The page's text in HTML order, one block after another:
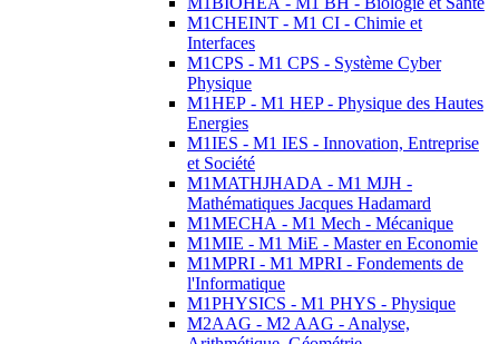
M1CHEINT - M1 CI - Chimie et
Interfaces
M1CPS - M1 CPS - Système Cyber
Physique
M1HEP - M1 HEP - Physique des Hautes
Energies
M1IES - M1 IES - Innovation, Entreprise
et Société
M1MATHJHADA - M1 MJH -
Mathématiques Jacques Hadamard
M1MECHA - M1 Mech - Mécanique
M1MIE - M1 MiE - Master en Economie
M1MPRI - M1 MPRI - Fondements de
l'Informatique
M1PHYSICS - M1 PHYS - Physique
M2AAG - M2 AAG - Analyse,